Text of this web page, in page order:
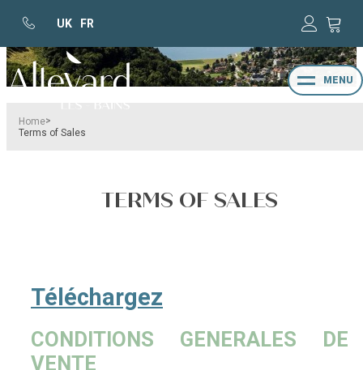
UK FR
MENU
Home>
Terms of Sales
TERMS OF SALES
Téléchargez
CONDITIONS GENERALES DE
VENTE